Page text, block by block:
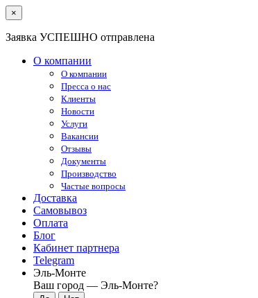
×
Заявка УСПЕШНО отправлена
О компании
О компании
Пресса о нас
Клиенты
Новости
Услуги
Вакансии
Отзывы
Документы
Производство
Частые вопросы
Доставка
Самовывоз
Оплата
Блог
Кабинет партнера
Telegram
Эль-Монте
Ваш город — Эль-Монте?